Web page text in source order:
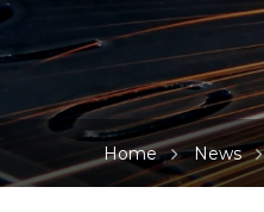
Home News